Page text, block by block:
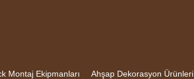
Montaj Ekipmanları Ahşap Dekorasyon Ürünleri